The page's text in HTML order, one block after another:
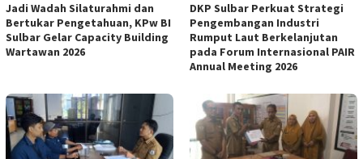
Jadi Wadah Silaturahmi dan
Bertukar Pengetahuan, KPw BI
Sulbar Gelar Capacity Building
Wartawan 2026
DKP Sulbar Perkuat Strategi
Pengembangan Industri
Rumput Laut Berkelanjutan
pada Forum Internasional PAIR
Annual Meeting 2026